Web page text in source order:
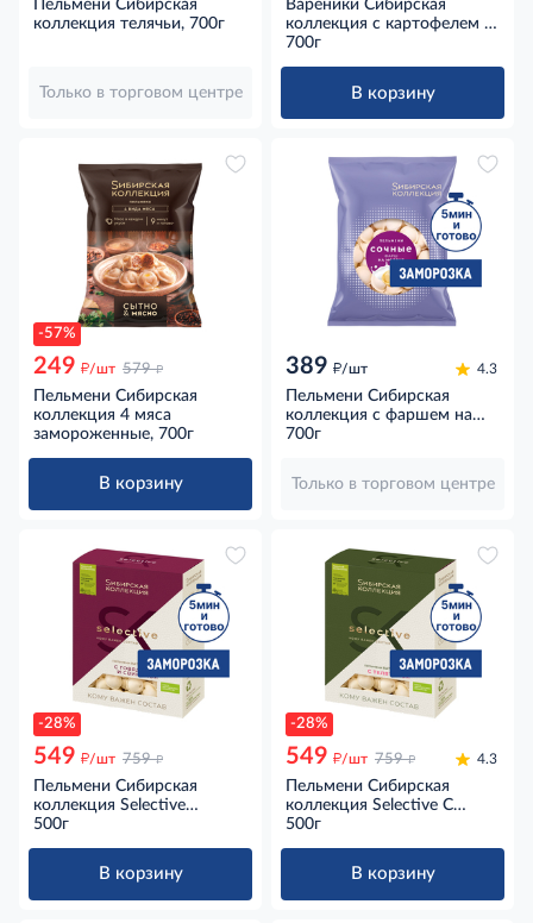
Пельмени Сибирская
коллекция телячьи, 700г
Только в торговом центре
Вареники Сибирская
коллекция с картофелем и
лисичками замороженные,
700г
В корзину
-57%
249 д/шт 579 д
Пельмени Сибирская
коллекция 4 мяса
замороженные, 700г
В корзину
389 д/шт 4.3
Пельмени Сибирская
коллекция с фаршем на
молоке замороженные,
700г
Только в торговом центре
-28%
549 д/шт 759 д
Пельмени Сибирская
коллекция Selective
Говядина-свинина
500г
В корзину
-28%
549 д/шт 759 д 4.3
Пельмени Сибирская
коллекция Selective С
телятиной замороженные,
500г
В корзину